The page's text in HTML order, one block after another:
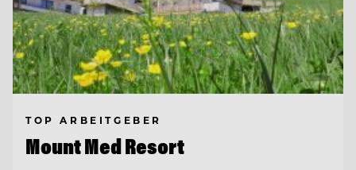
TOP ARBEITGEBER
Mount Med Resort